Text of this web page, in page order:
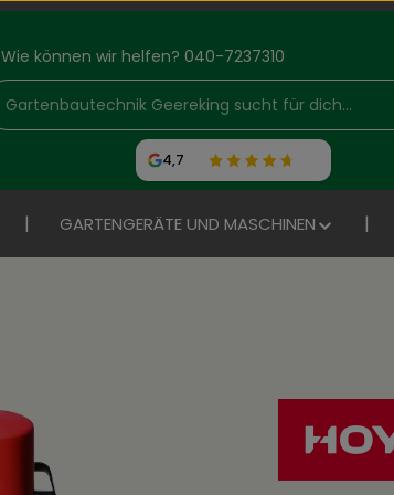
Wie können wir helfen? 040-7237310
4,7
GARTENGERÄTE UND MASCHINEN